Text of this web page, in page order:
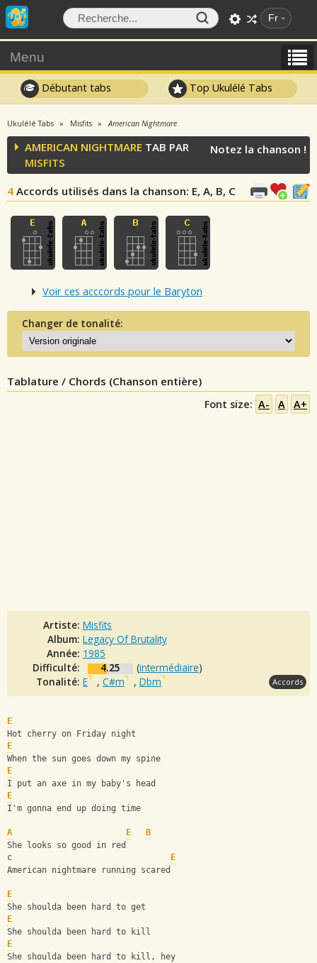
Fr
Menu
Débutant tabs Top Ukulélé Tabs
Ukulélé Tabs Misfits American Nightmare
AMERICAN NIGHTMARE TAB PAR
MISFITS
4 Accords utilisés dans la chanson: E, A, B, C
Notez la chanson !
Voir ces acccords pour le Baryton
Changer de tonalité:
Tablature / Chords (Chanson entière)
Font size: A- A A+
Artiste: Misfits
Album: Legacy Of Brutality
Année: 1985
Difficulté:
4.25 (intermédiaire)
Tonalité: E , C#m , Dbm Accords
E
Hot cherry on Friday night
E
When the sun goes down my spine
E
I put an axe in my baby's head
E
I'm gonna end up doing time
A E
B
She looks so good in red
c
E
American nightmare running scared
E
She shoulda been hard to get
E
She shoulda been hard to kill
E
She shoulda been hard to kill, hey